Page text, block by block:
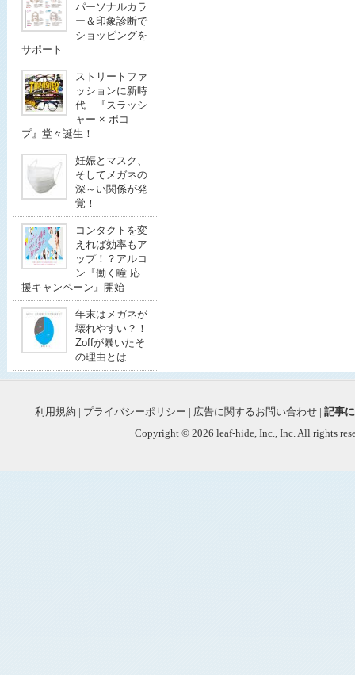
パーソナルカラ
ー＆印象診断で
ショッピングを
サポート
ストリートファ
ッションに新時
代 『スラッシ
ャー × ポコ
プ』堂々誕生！
妊娠とマスク、
そしてメガネの
深～い関係が発
覚！
コンタクトを変
えれば効率もア
ップ！？アルコ
ン『働く瞳 応
援キャンペーン』開始
年末はメガネが
壊れやすい？！
Zoffが暴いたそ
の理由とは
利用規約 | プライバシーポリシー | 広告に関するお問い合わせ | 記事
Copyright © 2026 leaf-hide, Inc., Inc. All rights